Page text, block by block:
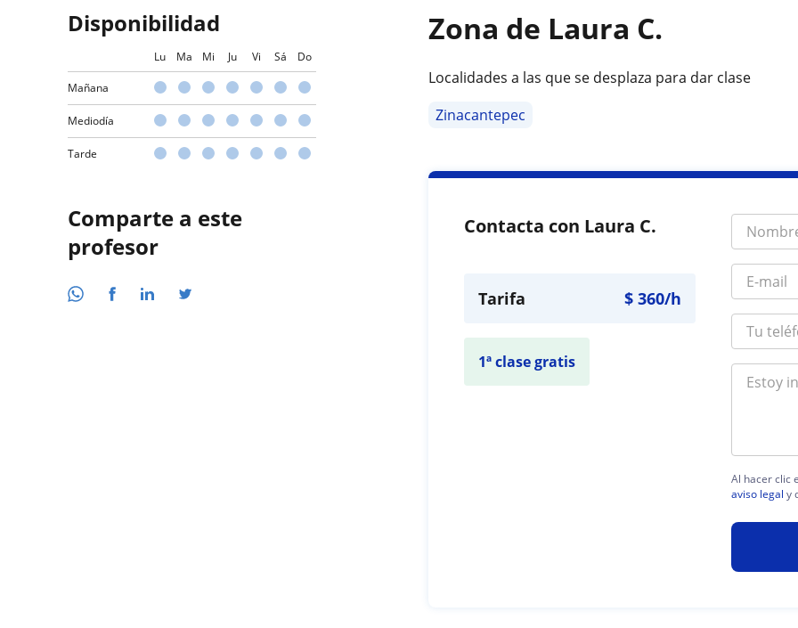
Disponibilidad
Lu Ma Mi Ju Vi Sá Do
Mañana
Mediodía
Tarde
Comparte a este
profesor
Zona de Laura C.
Localidades a las que se desplaza para dar clase
Zinacantepec
Contacta con Laura C.
Tarifa $360/h
1ª clase gratis
Al hacer clic
aviso legal y